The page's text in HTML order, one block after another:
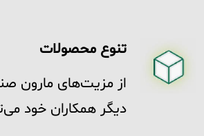
تلاش خود نیازهای
پوشش دهد.
تنوع محصولات
از مزیت‌های مارون
دیگر همکاران خود